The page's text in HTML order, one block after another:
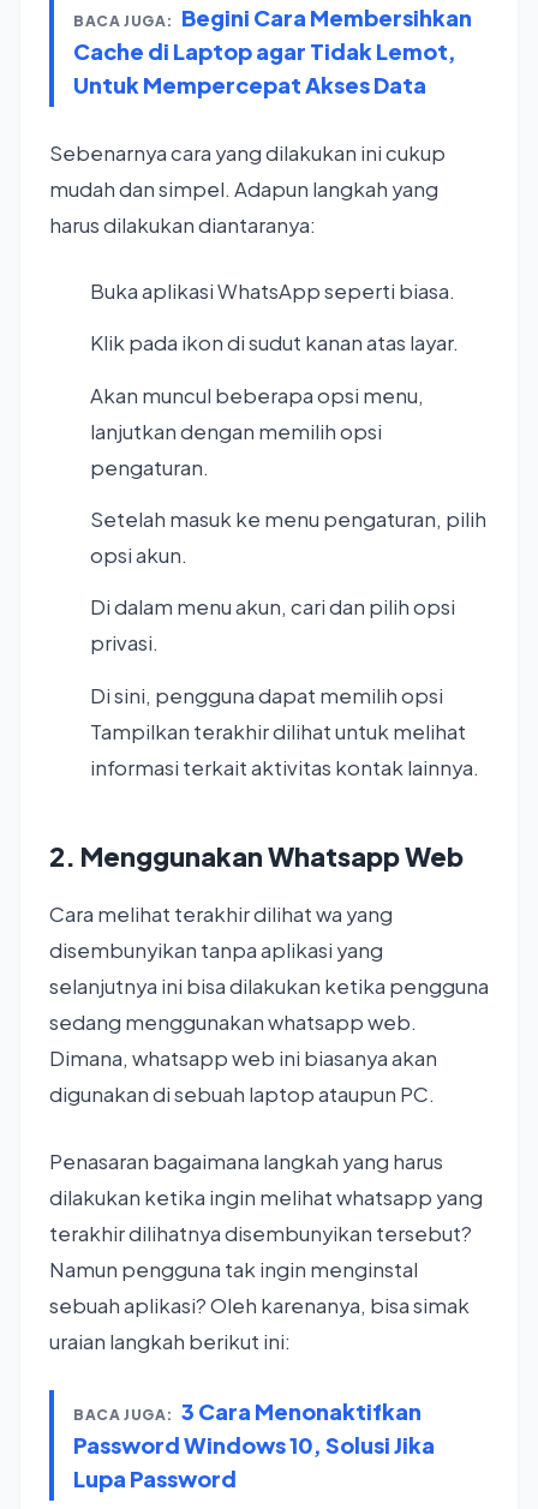
BACA JUGA:
Begini Cara Membersihkan
Cache di Laptop agar Tidak Lemot,
Untuk Mempercepat Akses Data
Sebenarnya cara yang dilakukan ini cukup
mudah dan simpel. Adapun langkah yang
harus dilakukan diantaranya:
Buka aplikasi WhatsApp seperti biasa.
Klik pada ikon di sudut kanan atas layar.
Akan muncul beberapa opsi menu,
lanjutkan dengan memilih opsi
pengaturan.
Setelah masuk ke menu pengaturan, pilih
opsi akun.
Di dalam menu akun, cari dan pilih opsi
privasi.
Di sini, pengguna dapat memilih opsi
Tampilkan terakhir dilihat untuk melihat
informasi terkait aktivitas kontak lainnya.
2. Menggunakan Whatsapp Web
Cara melihat terakhir dilihat wa yang
disembunyikan tanpa aplikasi yang
selanjutnya ini bisa dilakukan ketika pengguna
sedang menggunakan whatsapp web.
Dimana, whatsapp web ini biasanya akan
digunakan di sebuah laptop ataupun PC.
Penasaran bagaimana langkah yang harus
dilakukan ketika ingin melihat whatsapp yang
terakhir dilihatnya disembunyikan tersebut?
Namun pengguna tak ingin menginstal
sebuah aplikasi? Oleh karenanya, bisa simak
uraian langkah berikut ini:
BACA JUGA: 3 Cara Menonaktifkan
Password Windows 10, Solusi Jika
Lupa Password